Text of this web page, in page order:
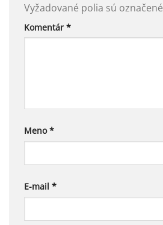
Vyžadované polia sú označené
Komentár *
Meno*
E-mail *